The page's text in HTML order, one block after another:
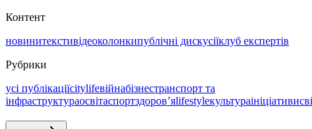
Контент
новинитекстивідеоколонкипублічні дискусіїклуб експертів
Рубрики
усі публікаціїcitylifeвійнабізнестранспорт та
інфраструктураосвітаспортздоровʼяlifestyleкультураініціативи